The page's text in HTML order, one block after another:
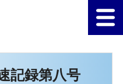
記録第八号